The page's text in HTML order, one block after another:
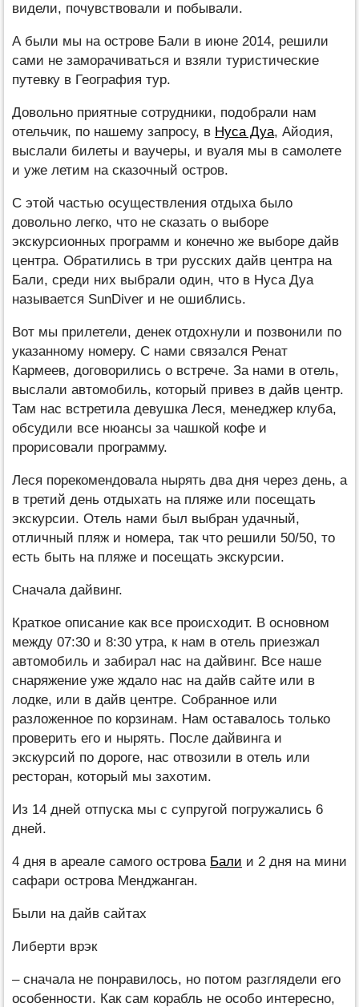
видели, почувствовали и побывали.
А были мы на острове Бали в июне 2014, решили
сами не заморачиваться и взяли туристические
путевку в География тур.
Довольно приятные сотрудники, подобрали нам
отельчик, по нашему запросу, в Нуса Дуа, Айодия,
выслали билеты и ваучеры, и вуаля мы в самолете
и уже летим на сказочный остров.
С этой частью осуществления отдыха было
довольно легко, что не сказать о выборе
экскурсионных программ и конечно же выборе дайв
центра. Обратились в три русских дайв центра на
Бали, среди них выбрали один, что в Нуса Дуа
называется SunDiver и не ошиблись.
Вот мы прилетели, денек отдохнули и позвонили по
указанному номеру. С нами связался Ренат
Кармеев, договорились о встрече. За нами в отель,
выслали автомобиль, который привез в дайв центр.
Там нас встретила девушка Леся, менеджер клуба,
обсудили все нюансы за чашкой кофе и
прорисовали программу.
Леся порекомендовала нырять два дня через день, а
в третий день отдыхать на пляже или посещать
экскурсии. Отель нами был выбран удачный,
отличный пляж и номера, так что решили 50/50, то
есть быть на пляже и посещать экскурсии.
Сначала дайвинг.
Краткое описание как все происходит. В основном
между 07:30 и 8:30 утра, к нам в отель приезжал
автомобиль и забирал нас на дайвинг. Все наше
снаряжение уже ждало нас на дайв сайте или в
лодке, или в дайв центре. Собранное или
разложенное по корзинам. Нам оставалось только
проверить его и нырять. После дайвинга и
экскурсий по дороге, нас отвозили в отель или
ресторан, который мы захотим.
Из 14 дней отпуска мы с супругой погружались 6
дней.
4 дня в ареале самого острова Бали и 2 дня на мини
сафари острова Менджанган.
Были на дайв сайтах
Либерти врэк
– сначала не понравилось, но потом разглядели его
особенности. Как сам корабль не особо интересно,